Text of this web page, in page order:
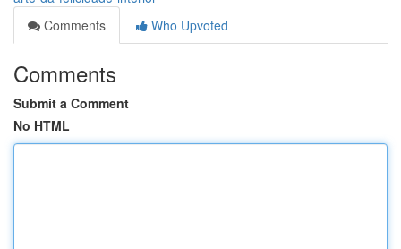
Comments
Who Upvoted
Comments
Submit a Comment
No HTML